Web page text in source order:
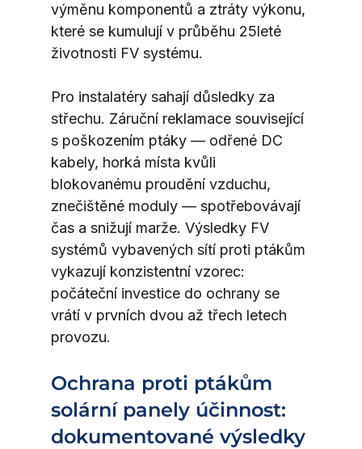
výměnu komponentů a ztráty výkonu,
které se kumulují v průběhu 25leté
životnosti FV systému.
Pro instalatéry sahají důsledky za
střechu. Záruční reklamace související
s poškozením ptáky — odřené DC
kabely, horká místa kvůli
blokovanému proudění vzduchu,
znečištěné moduly — spotřebovávají
čas a snižují marže. Výsledky FV
systémů vybavených sítí proti ptákům
vykazují konzistentní vzorec:
počáteční investice do ochrany se
vrátí v prvních dvou až třech letech
provozu.
Ochrana proti ptákům
solární panely účinnost:
dokumentované výsledky